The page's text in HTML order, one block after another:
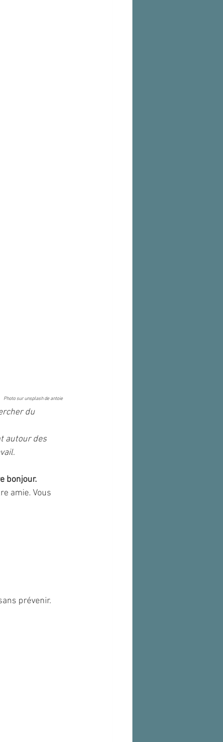
Photo sur unsplash de antoie
du
autour des
bonjour.
amie. Vous
prévenir.